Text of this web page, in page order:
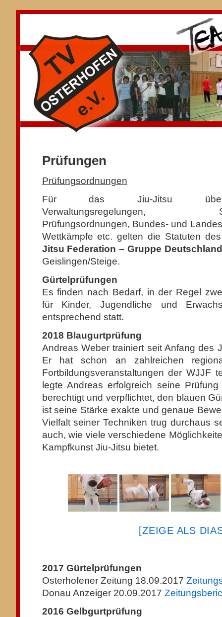
Prüfungen
Prüfungsordnungen
Für das Jiu-Jitsu
Verwaltungsregelungen,
Prüfungsordnungen, Bundes- und
Wettkämpfe etc. gelten die Statuten
Jitsu Federation – Gruppe
Geislingen/Steige.
Gürtelprüfungen
Es finden nach Bedarf, in der Regel
für Kinder, Jugendliche und
entsprechend statt.
2018 Blaugurtprüfung
Andreas Weber trainiert seit Anfang des
Er hat schon an zahlreichen
Fortbildungsveranstaltungen der WJJF
legte Andreas erfolgreich seine
berechtigt und verpflichtet, den blauen
ist seine Stärke exakte und genaue
Vielfalt seiner Techniken trug durchaus
auch, wie viele verschiedene
Kampfkunst Jiu-Jitsu bietet.
[ZEIGE ALS
2017 Gürtelprüfungen
Osterhofener Zeitung 18.09.2017
Donau Anzeiger 20.09.2017
2016 Gelbgurtprüfung